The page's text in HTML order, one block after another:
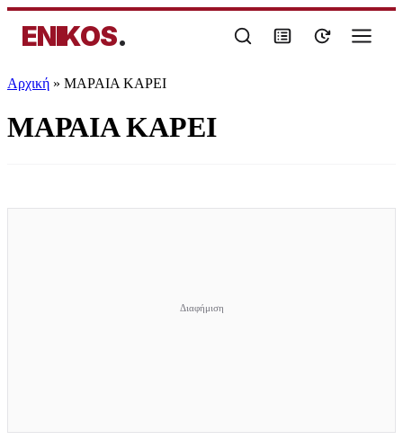
ENIKOS.
Αρχική » ΜΑΡΑΙΑ ΚΑΡΕΙ
ΜΑΡΑΙΑ ΚΑΡΕΙ